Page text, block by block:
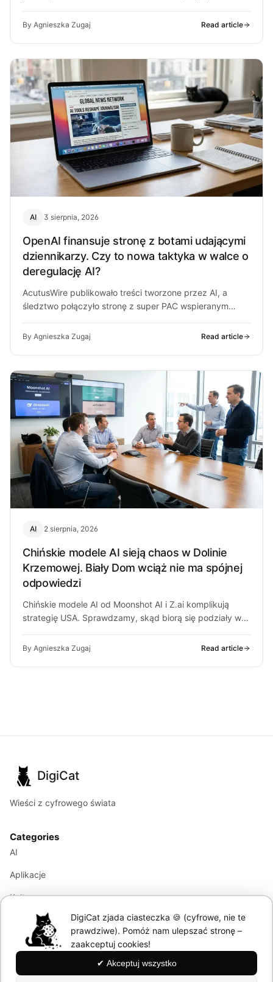
By Agnieszka Zugaj Read article
AI 3 sierpnia, 2026
OpenAI finansuje stronę z botami udającymi
dziennikarzy. Czy to nowa taktyka w walce o
deregulację AI?
AcutusWire publikowało treści tworzone przez AI, a
śledztwo połączyło stronę z super PAC wspieranym
By Agnieszka Zugaj Read article
AI 2 sierpnia, 2026
Chińskie modele AI sieją chaos w Dolinie
Krzemowej. Biały Dom wciąż nie ma spójnej
odpowiedzi
Chińskie modele AI od Moonshot AI i Z.ai komplikują
strategię USA. Sprawdzamy, skąd biorą się podziały w
By Agnieszka Zugaj Read article
DigiCat
Wieści z cyfrowego świata
Categories
AI
Aplikacje
Kultura
Marketing
Modele językowe
DigiCat zjada ciasteczka 🍪 (cyfrowe, nie te
prawdziwe). Pomóż nam ulepszać stronę –
zaakceptuj cookies!
✔ Akceptuj wszystko